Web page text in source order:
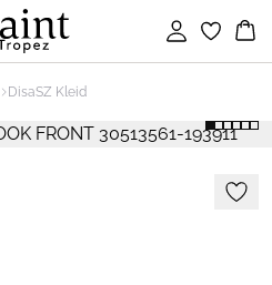
Einloggen
DisaSZ Kleid